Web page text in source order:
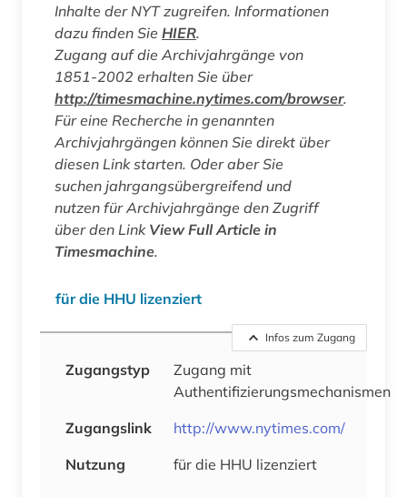
Inhalte der NYT zugreifen. Informationen
dazu finden Sie HIER.
Zugang auf die Archivjahrgänge von
1851-2002 erhalten Sie über
http://timesmachine.nytimes.com/browser.
Für eine Recherche in genannten
Archivjahrgängen können Sie direkt über
diesen Link starten. Oder aber Sie
suchen jahrgangsübergreifend und
nutzen für Archivjahrgänge den Zugriff
über den Link View Full Article in
Timesmachine.
für die HHU lizenziert
Infos zum Zugang
Zugangstyp
Zugang mit
Authentifizierungsmechanismen
Zugangslink
http://www.nytimes.com/
Nutzung
für die HHU lizenziert